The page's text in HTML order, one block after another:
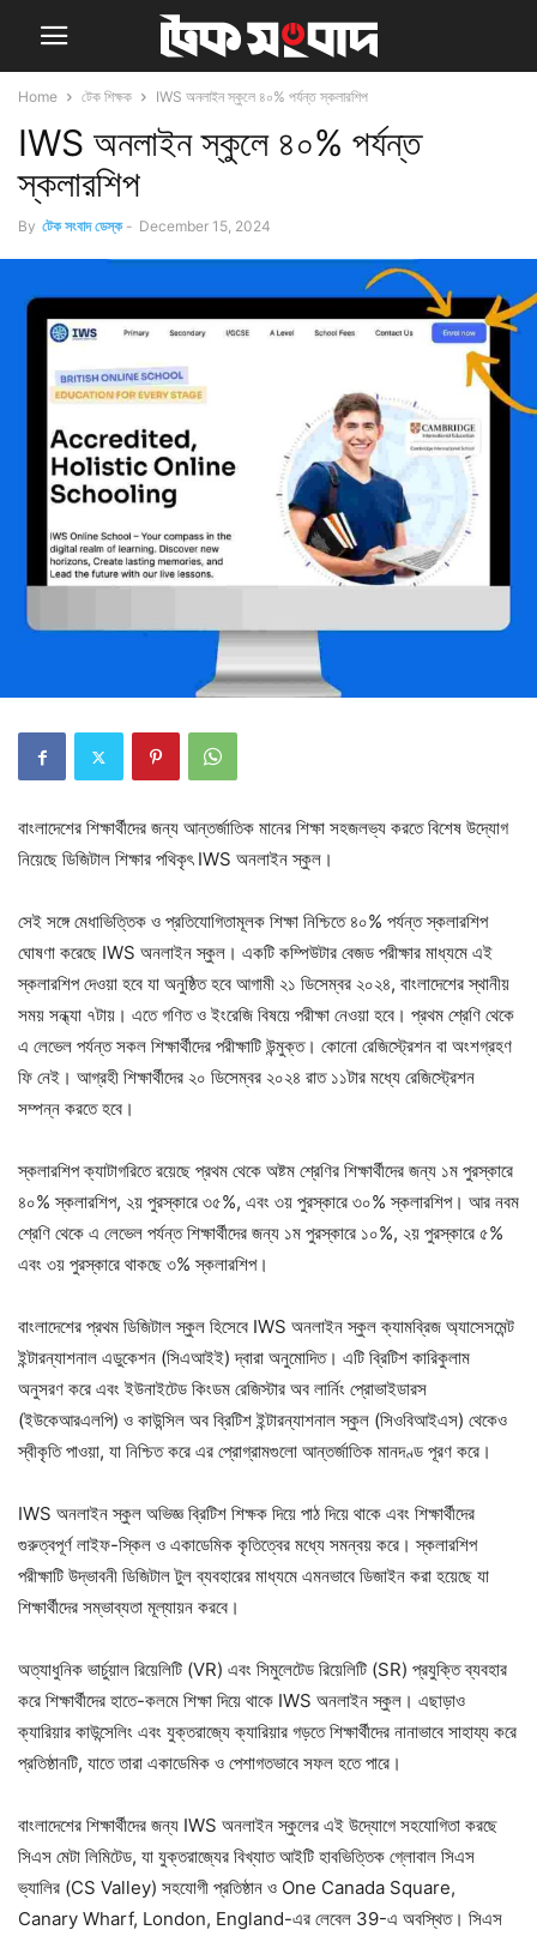
Home টেক শিক্ষক IWS অনলাইন স্কুলে ৪০% পর্যন্ত স্কলারশিপ
IWS অনলাইন স্কুলে ৪০% পর্যন্ত
স্কলারশিপ
By টেক সংবাদ ডেস্ক - December 15, 2024
বাংলাদেশের শিক্ষার্থীদের জন্য আন্তর্জাতিক মানের শিক্ষা সহজলভ্য করতে বিশেষ উদ্যোগ
নিয়েছে ডিজিটাল শিক্ষার পথিকৃৎ IWS অনলাইন স্কুল।
সেই সঙ্গে মেধাভিত্তিক ও প্রতিযোগিতামূলক শিক্ষা নিশ্চিতে ৪০% পর্যন্ত স্কলারশিপ
ঘোষণা করেছে IWS অনলাইন স্কুল। একটি কম্পিউটার বেজড পরীক্ষার মাধ্যমে এই
স্কলারশিপ দেওয়া হবে যা অনুষ্ঠিত হবে আগামী ২১ ডিসেম্বর ২০২৪, বাংলাদেশের স্থানীয়
সময় সন্ধ্যা ৭টায়। এতে গণিত ও ইংরেজি বিষয়ে পরীক্ষা নেওয়া হবে। প্রথম শ্রেণি থেকে
এ লেভেল পর্যন্ত সকল শিক্ষার্থীদের পরীক্ষাটি উন্মুক্ত। কোনো রেজিস্ট্রেশন বা অংশগ্রহণ
ফি নেই। আগ্রহী শিক্ষার্থীদের ২০ ডিসেম্বর ২০২৪ রাত ১১টার মধ্যে রেজিস্ট্রেশন
সম্পন্ন করতে হবে।
স্কলারশিপ ক্যাটাগরিতে রয়েছে প্রথম থেকে অষ্টম শ্রেণির শিক্ষার্থীদের জন্য ১ম পুরস্কারে
৪০% স্কলারশিপ, ২য় পুরস্কারে ৩৫%, এবং ৩য় পুরস্কারে ৩০% স্কলারশিপ। আর নবম
শ্রেণি থেকে এ লেভেল পর্যন্ত শিক্ষার্থীদের জন্য ১ম পুরস্কারে ১০%, ২য় পুরস্কারে ৫%
এবং ৩য় পুরস্কারে থাকছে ৩% স্কলারশিপ।
বাংলাদেশের প্রথম ডিজিটাল স্কুল হিসেবে IWS অনলাইন স্কুল ক্যামব্রিজ অ্যাসেসমেন্ট
ইন্টারন্যাশনাল এডুকেশন (সিএআইই) দ্বারা অনুমোদিত। এটি ব্রিটিশ কারিকুলাম
অনুসরণ করে এবং ইউনাইটেড কিংডম রেজিস্টার অব লার্নিং প্রোভাইডারস
(ইউকেআরএলপি) ও কাউন্সিল অব ব্রিটিশ ইন্টারন্যাশনাল স্কুল (সিওবিআইএস) থেকেও
স্বীকৃতি পাওয়া, যা নিশ্চিত করে এর প্রোগ্রামগুলো আন্তর্জাতিক মানদণ্ড পূরণ করে।
IWS অনলাইন স্কুল অভিজ্ঞ ব্রিটিশ শিক্ষক দিয়ে পাঠ দিয়ে থাকে এবং শিক্ষার্থীদের
গুরুত্বপূর্ণ লাইফ-স্কিল ও একাডেমিক কৃতিত্বের মধ্যে সমন্বয় করে। স্কলারশিপ
পরীক্ষাটি উদ্ভাবনী ডিজিটাল টুল ব্যবহারের মাধ্যমে এমনভাবে ডিজাইন করা হয়েছে যা
শিক্ষার্থীদের সম্ভাব্যতা মূল্যায়ন করবে।
অত্যাধুনিক ভার্চুয়াল রিয়েলিটি (VR) এবং সিমুলেটেড রিয়েলিটি (SR) প্রযুক্তি ব্যবহার
করে শিক্ষার্থীদের হাতে-কলমে শিক্ষা দিয়ে থাকে IWS অনলাইন স্কুল। এছাড়াও
ক্যারিয়ার কাউন্সেলিং এবং যুক্তরাজ্যে ক্যারিয়ার গড়তে শিক্ষার্থীদের নানাভাবে সাহায্য করে
প্রতিষ্ঠানটি, যাতে তারা একাডেমিক ও পেশাগতভাবে সফল হতে পারে।
বাংলাদেশের শিক্ষার্থীদের জন্য IWS অনলাইন স্কুলের এই উদ্যোগে সহযোগিতা করছে
সিএস মেটা লিমিটেড, যা যুক্তরাজ্যের বিখ্যাত আইটি হাবভিত্তিক গ্লোবাল সিএস
ভ্যালির (CS Valley) সহযোগী প্রতিষ্ঠান ও One Canada Square,
Canary Wharf, London, England-এর লেবেল 39-এ অবস্থিত। সিএস